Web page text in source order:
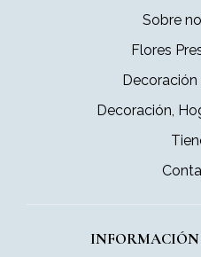
Sobre
Flores
Decoración,
INFORMACIÓN